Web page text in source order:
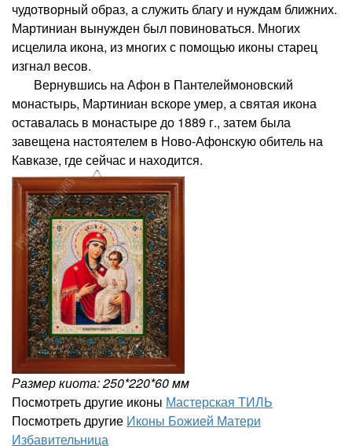
чудотворный образ, а служить благу и нуждам ближних.
Мартиниан вынужден был повиноваться. Многих
исцелила икона, из многих с помощью иконы старец
изгнал весов.
Вернувшись на Афон в Пантелеймоновский
монастырь, Мартиниан вскоре умер, а святая икона
оставалась в монастыре до 1889 г., затем была
завещена настоятелем в Ново-Афонскую обитель на
Кавказе, где сейчас и находится.
Размер киота: 250*220*60 мм
Посмотреть другие иконы Мастерская ТИЛЬ
Посмотреть другие Иконы Божией Матери
Избавительница